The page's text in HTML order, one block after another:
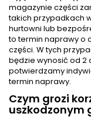
magazynie części
takich przypadkach
hurtowni lub
to termin naprawy o
części. W tych
będzie wynosić od 2
potwierdzamy
termin naprawy.
Czym grozi
uszkodzonym